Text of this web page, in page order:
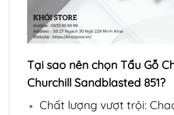
Tại sao nên chọn Tẩu Gỗ
Churchill Sandblasted 851?
Chất lượng vượt trội: